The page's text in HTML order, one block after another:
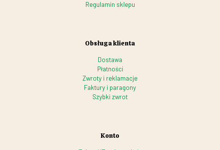
Regulamin sklepu
Obsługa klienta
Dostawa
Płatności
Zwroty i reklamacje
Faktury i paragony
Szybki zwrot
Konto